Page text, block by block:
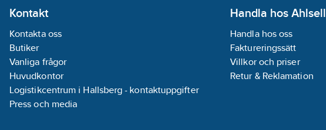
Kontakt
Kontakta oss
Butiker
Vanliga frågor
Huvudkontor
Logistikcentrum i Hallsberg - kontaktuppgifter
Press och media
Handla hos Ahlsell
Handla hos oss
Faktureringssätt
Villkor och priser
Retur & Reklamation